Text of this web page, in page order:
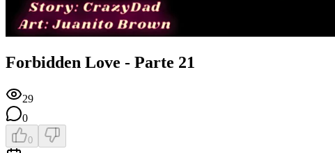
Forbidden Love - Parte 21
29
0
0